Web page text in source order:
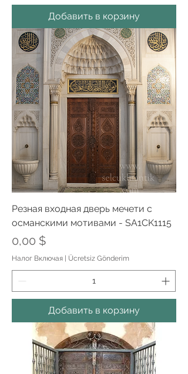
Добавить в корзину
Резная входная дверь мечети с
османскими мотивами - SA1CK1115
Цена
0,00 $
Налог Включая | Ücretsiz Gönderim
Добавить в корзину